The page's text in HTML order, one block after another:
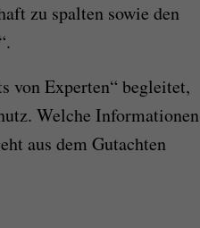
zu spalten sowie den
von Experten“ begleitet,
Welche Informationen
aus dem Gutachten